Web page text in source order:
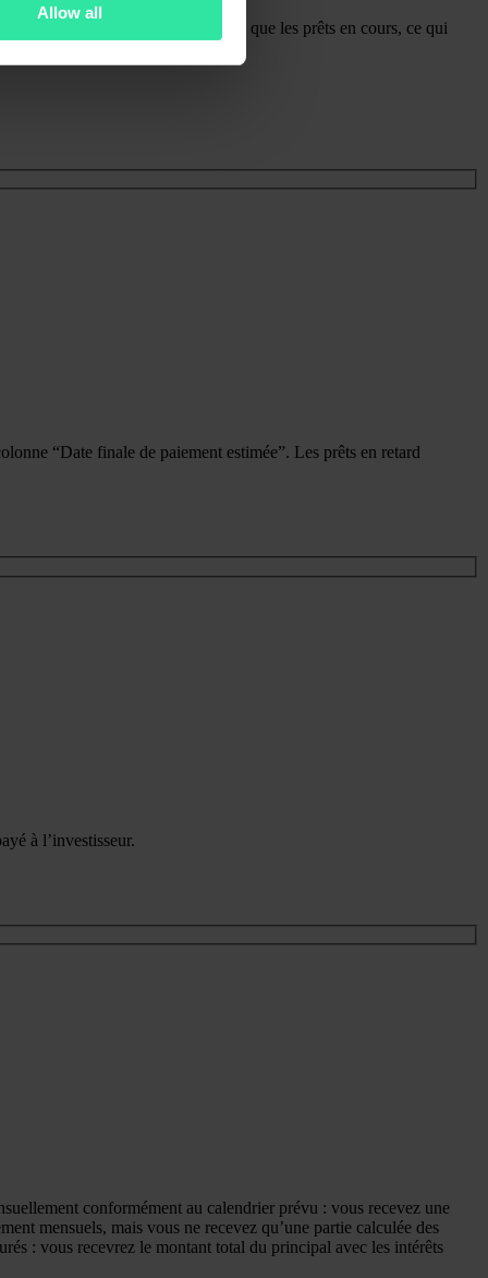
Allow all
génèrent les mêmes intérêts que les prêts en cours, ce qui
“Date finale de paiement estimée”. Les prêts en retard
à l’investisseur.
conformément au calendrier prévu : vous recevez une
mensuels, mais vous ne recevez qu’une partie calculée des
: vous recevrez le montant total du principal avec les intérêts